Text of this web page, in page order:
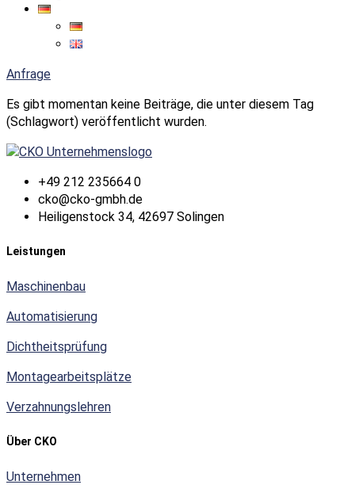
Anfrage
Es gibt momentan keine Beiträge, die unter diesem Tag
(Schlagwort) veröffentlicht wurden.
+49 212 235664 0
cko@cko-gmbh.de
Heiligenstock 34, 42697 Solingen
Leistungen
Maschinenbau
Automatisierung
Dichtheitsprüfung
Montagearbeitsplätze
Verzahnungslehren
Über CKO
Unternehmen